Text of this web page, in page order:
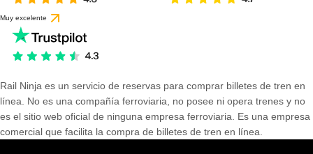
Muy excelente
Rail Ninja es un servicio de reservas para comprar billetes de tren en
línea. No es una compañía ferroviaria, no posee ni opera trenes y no
es el sitio web oficial de ninguna empresa ferroviaria. Es una empresa
comercial que facilita la compra de billetes de tren en línea.